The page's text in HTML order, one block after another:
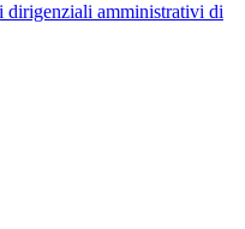
dirigenziali amministrativi di